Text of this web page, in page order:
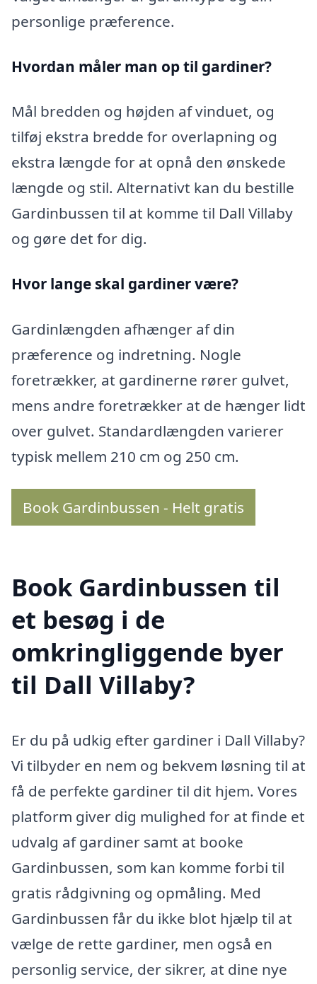
personlige præference.
Hvordan måler man op til gardiner?
Mål bredden og højden af vinduet, og
tilføj ekstra bredde for overlapning og
ekstra længde for at opnå den ønskede
længde og stil. Alternativt kan du bestille
Gardinbussen til at komme til Dall Villaby
og gøre det for dig.
Hvor lange skal gardiner være?
Gardinlængden afhænger af din
præference og indretning. Nogle
foretrækker, at gardinerne rører gulvet,
mens andre foretrækker at de hænger lidt
over gulvet. Standardlængden varierer
typisk mellem 210 cm og 250 cm.
Book Gardinbussen - Helt gratis
Book Gardinbussen til
et besøg i de
omkringliggende byer
til Dall Villaby?
Er du på udkig efter gardiner i Dall Villaby?
Vi tilbyder en nem og bekvem løsning til at
få de perfekte gardiner til dit hjem. Vores
platform giver dig mulighed for at finde et
udvalg af gardiner samt at booke
Gardinbussen, som kan komme forbi til
gratis rådgivning og opmåling. Med
Gardinbussen får du ikke blot hjælp til at
vælge de rette gardiner, men også en
personlig service, der sikrer, at dine nye